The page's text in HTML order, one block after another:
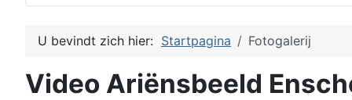
U bevindt zich hier: Startpagina Fotogalerij
Video Ariënsbeeld